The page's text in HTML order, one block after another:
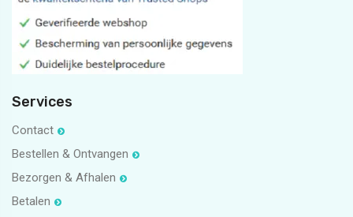
Services
Contact
Bestellen & Ontvangen
Bezorgen & Afhalen
Betalen